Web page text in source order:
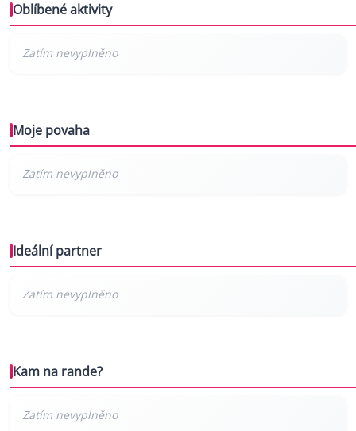
Oblíbené aktivity
Moje povaha
Ideální partner
Kam na rande?